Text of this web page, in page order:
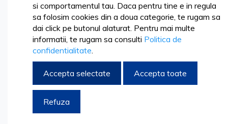
Skip
si comportamentul tau. Daca pentru tine e in regula
sa folosim cookies din a doua categorie, te rugam sa
dai click pe butonul alaturat. Pentru mai multe
informatii, te rugam sa consulti Politica de
confidentialitate.
Accepta selectate Accepta toate
Refuza